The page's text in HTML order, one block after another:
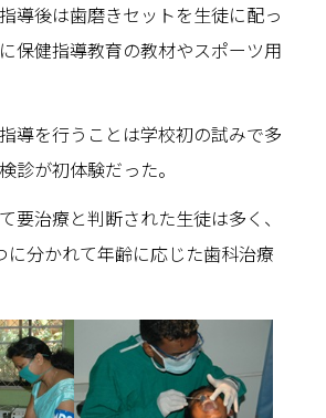
導後は歯磨きセットを生徒に配っ
保健指導教育の教材やスポーツ用
導を行うことは学校初の試みで多
診が初体験だった。
要治療と判断された生徒は多く、
に分かれて年齢に応じた歯科治療